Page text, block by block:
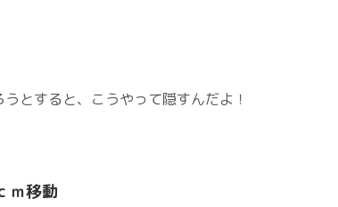
とすると、こうやって隠すんだよ！
ｍ移動